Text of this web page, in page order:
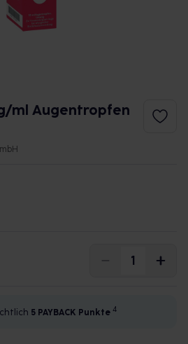
ml Augentropfen
5 PAYBACK Punkte 4